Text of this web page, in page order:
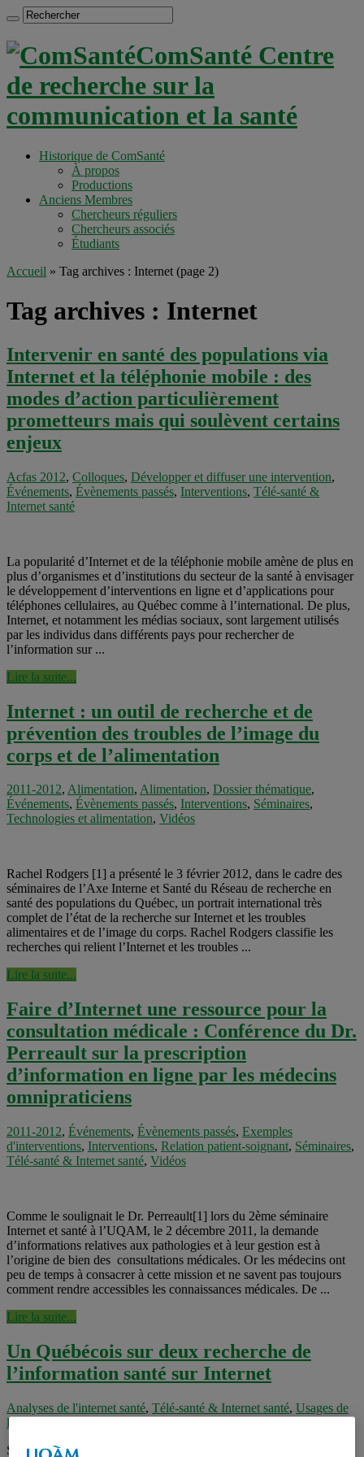
ComSanté Centre
de recherche sur la
communication et la santé
Historique de ComSanté
À propos
Productions
Anciens Membres
Chercheurs réguliers
Chercheurs associés
Étudiants
Accueil » Tag archives : Internet (page 2)
Tag archives : Internet
Intervenir en santé des populations via
Internet et la téléphonie mobile : des
modes d’action particulièrement
prometteurs mais qui soulèvent certains
enjeux
Acfas 2012, Colloques, Développer et diffuser une intervention,
Événements, Évènements passés, Interventions, Télé-santé &
Internet santé
La popularité d’Internet et de la téléphonie mobile amène de plus en
plus d’organismes et d’institutions du secteur de la santé à envisager
le développement d’interventions en ligne et d’applications pour
téléphones cellulaires, au Québec comme à l’international. De plus,
Internet, et notamment les médias sociaux, sont largement utilisés
par les individus dans différents pays pour rechercher de
l’information sur ...
Lire la suite...
Internet : un outil de recherche et de
prévention des troubles de l’image du
corps et de l’alimentation
2011-2012, Alimentation, Alimentation, Dossier thématique,
Événements, Évènements passés, Interventions, Séminaires,
Technologies et alimentation, Vidéos
Rachel Rodgers [1] a présenté le 3 février 2012, dans le cadre des
séminaires de l’Axe Interne et Santé du Réseau de recherche en
santé des populations du Québec, un portrait international très
complet de l’état de la recherche sur Internet et les troubles
alimentaires et de l’image du corps. Rachel Rodgers classifie les
recherches qui relient l’Internet et les troubles ...
Lire la suite...
Faire d’Internet une ressource pour la
consultation médicale : Conférence du Dr.
Perreault sur la prescription
d’information en ligne par les médecins
omnipraticiens
2011-2012, Événements, Évènements passés, Exemples
d'interventions, Interventions, Relation patient-soignant, Séminaires,
Télé-santé & Internet santé, Vidéos
Comme le soulignait le Dr. Perreault[1] lors du 2ème séminaire
Internet et santé à l’UQAM, le 2 décembre 2011, la demande
d’informations relatives aux pathologies et à leur gestion est à
l’origine de bien des consultations médicales. Or les médecins ont
peu de temps à consacrer à cette mission et ne savent pas toujours
comment rendre accessibles les connaissances médicales. De ...
Lire la suite...
Un Québécois sur deux recherche de
l’information santé sur Internet
Analyses de l'internet santé, Télé-santé & Internet santé, Usages de
l'Internet santé
Selon un sondage téléphonique CROP, plus de la moitié des